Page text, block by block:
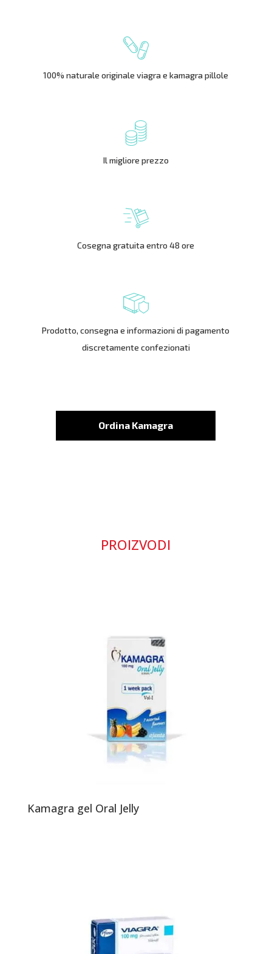
100% naturale originale viagra e kamagra pillole
Il migliore prezzo
Cosegna gratuita entro 48 ore
Prodotto, consegna e informazioni di pagamento
discretamente confezionati
Ordina Kamagra
PROIZVODI
Kamagra gel Oral Jelly